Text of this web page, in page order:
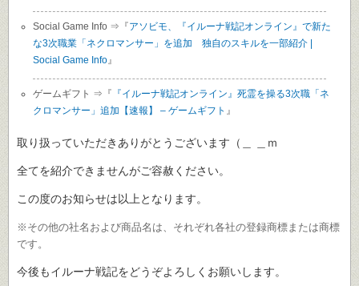
Social Game Info ⇒『アソビモ、『イルーナ戦記オンライン』で新た
な3次職業「ネクロマンサー」を追加 独自のスキルを一部紹介 |
Social Game Info』
ゲームギフト ⇒『 『イルーナ戦記オンライン』死霊を操る3次職「ネ
クロマンサー」追加【速報】 – ゲームギフト 』
取り扱っていただきありがとうございます（＿ ＿ｍ
全てを紹介できませんがご容赦ください。
この度のお知らせは以上となります。
※その他の社名および商品名は、それぞれ各社の登録商標または商標
です。
今後もイルーナ戦記をどうぞよろしくお願いします。